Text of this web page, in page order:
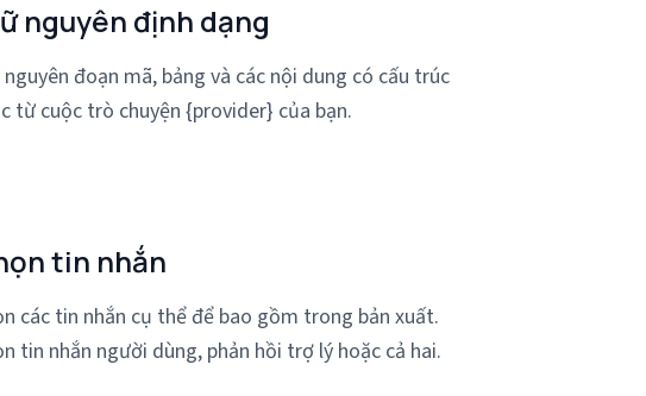
nguyên định dạng
nguyên đoạn mã, bảng và các nội dung có cấu trúc
từ cuộc trò chuyện {provider} của bạn.
tin nhắn
các tin nhắn cụ thể để bao gồm trong bản xuất.
tin nhắn người dùng, phản hồi trợ lý hoặc cả hai.